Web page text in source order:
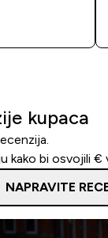
kupaca
kako bi osvojili €
NAPRAVITE